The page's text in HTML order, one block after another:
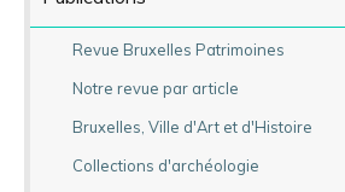
Revue Bruxelles Patrimoines
Notre revue par article
Bruxelles, Ville d'Art et d'Histoire
Collections d'archéologie